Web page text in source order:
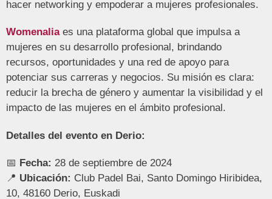
hacer networking y empoderar a mujeres profesionales.
Womenalia es una plataforma global que impulsa a
mujeres en su desarrollo profesional, brindando
recursos, oportunidades y una red de apoyo para
potenciar sus carreras y negocios. Su misión es clara:
reducir la brecha de género y aumentar la visibilidad y el
impacto de las mujeres en el ámbito profesional.
Detalles del evento en Derio:
📅 Fecha: 28 de septiembre de 2024
📍 Ubicación: Club Padel Bai, Santo Domingo Hiribidea,
10, 48160 Derio, Euskadi